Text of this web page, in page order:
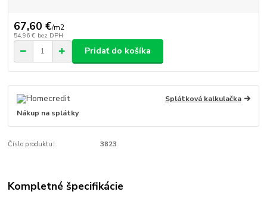
67,60 €/m2
54,96 € bez DPH
Pridať do košíka
Splátková kalkulačka
Nákup na splátky
Číslo produktu: 3823
Kompletné špecifikácie